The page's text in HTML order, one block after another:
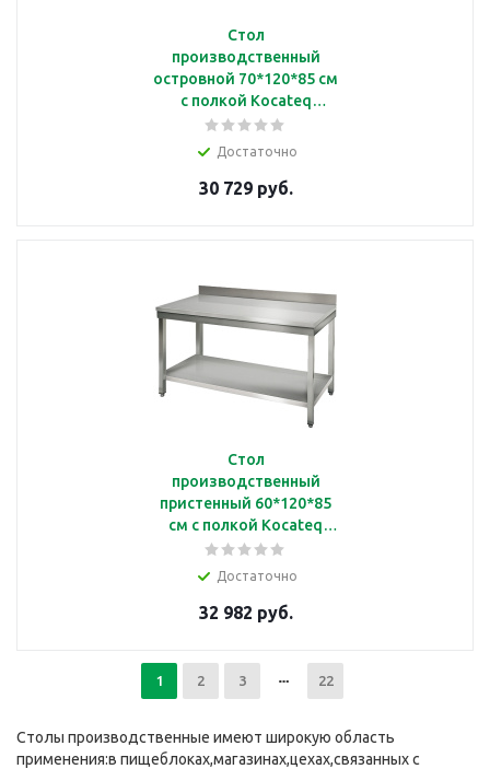
Стол
производственный
островной 70*120*85 см
с полкой Kocateq
SAT127
Достаточно
30 729 руб.
Стол
производственный
пристенный 60*120*85
см с полкой Kocateq
SAT126A
Достаточно
32 982 руб.
1 2 3 22
Столы производственные имеют широкую область
применения:в пищеблоках,магазинах,цехах,связанных с